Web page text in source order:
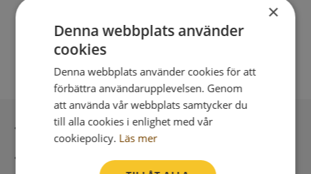
Sichere Bezahlung mit stripe
Unmittelbare Lieferung digital
×
Denna webbplats använder
cookies
Denna webbplats använder cookies för att
förbättra användarupplevelsen. Genom
att använda vår webbplats samtycker du
till alla cookies i enlighet med vår
cookiepolicy. Läs mer